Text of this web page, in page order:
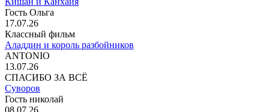
Гость Ольга
17.07.26
Классный фильм
Аладдин и король разбойников
ANTONIO
13.07.26
СПАСИБО ЗА ВСЁ
Суворов
Гость николай
08.07.26